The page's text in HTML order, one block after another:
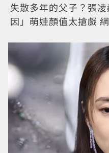
失散多年的父子？張
因」萌娃顏值太搶戲